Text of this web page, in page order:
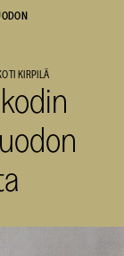
KIRPILÄ